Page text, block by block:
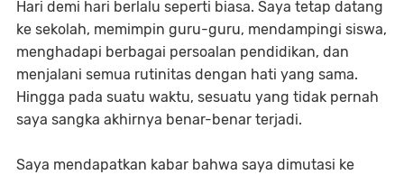
Hari demi hari berlalu seperti biasa. Saya tetap datang
ke sekolah, memimpin guru-guru, mendampingi siswa,
menghadapi berbagai persoalan pendidikan, dan
menjalani semua rutinitas dengan hati yang sama.
Hingga pada suatu waktu, sesuatu yang tidak pernah
saya sangka akhirnya benar-benar terjadi.
Saya mendapatkan kabar bahwa saya dimutasi ke